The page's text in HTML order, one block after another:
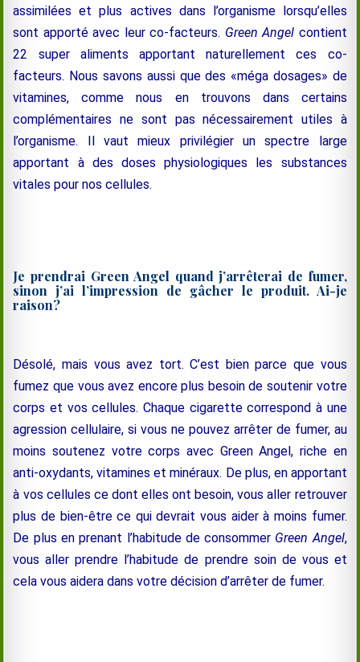
assimilées et plus actives dans l’organisme lorsqu’elles
sont apporté avec leur co-facteurs. Green Angel contient
22 super aliments apportant naturellement ces co-
facteurs. Nous savons aussi que des «méga dosages» de
vitamines, comme nous en trouvons dans certains
complémentaires ne sont pas nécessairement utiles à
l’organisme. Il vaut mieux privilégier un spectre large
apportant à des doses physiologiques les substances
vitales pour nos cellules.
Je prendrai Green Angel quand j’arrêterai de fumer,
sinon j’ai l’impression de gâcher le produit. Ai-je
raison?
Désolé, mais vous avez tort. C’est bien parce que vous
fumez que vous avez encore plus besoin de soutenir votre
corps et vos cellules. Chaque cigarette correspond à une
agression cellulaire, si vous ne pouvez arrêter de fumer, au
moins soutenez votre corps avec Green Angel, riche en
anti-oxydants, vitamines et minéraux. De plus, en apportant
à vos cellules ce dont elles ont besoin, vous aller retrouver
plus de bien-être ce qui devrait vous aider à moins fumer.
De plus en prenant l’habitude de consommer Green Angel,
vous aller prendre l’habitude de prendre soin de vous et
cela vous aidera dans votre décision d’arrêter de fumer.